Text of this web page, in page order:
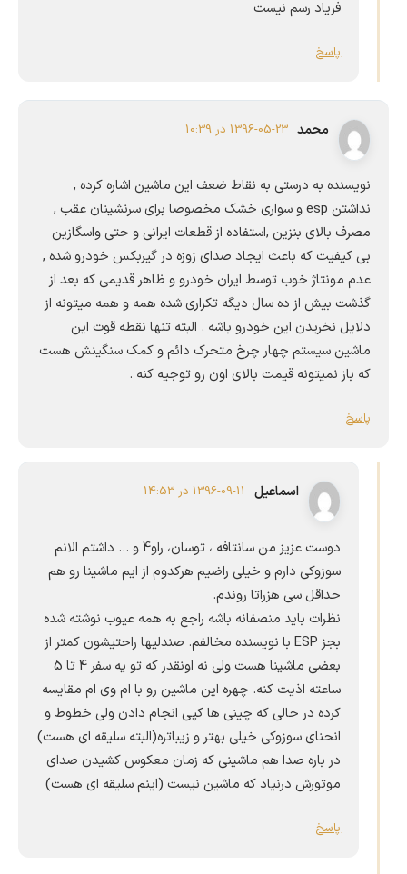
فرياد رسم نيست
پاسخ
محمد 1396-05-23 در 10:39
نویسنده به درستی به نقاط ضعف این ماشین اشاره کرده ,
نداشتن esp و سواری خشک مخصوصا برای سرنشینان عقب ,
مصرف بالای بنزین ,استفاده از قطعات ایرانی و حتی واسگازین
بی کیفیت که باعث ایجاد صدای زوزه در گیربکس خودرو شده ,
عدم مونتاژ خوب توسط ایران خودرو و ظاهر قدیمی که بعد از
گذشت بیش از ده سال دیگه تکراری شده همه و همه میتونه از
دلایل نخریدن این خودرو باشه . البته تنها نقطه قوت این
ماشین سیستم چهار چرخ متحرک دائم و کمک سنگینش هست
که باز نمیتونه قیمت بالای اون رو توجیه کنه .
پاسخ
اسماعیل 1396-09-11 در 14:53
دوست عزیز من سانتافه ، توسان، راو4 و … داشتم الانم
سوزوکی دارم و خیلی راضیم هرکدوم از ایم ماشینا رو هم
حداقل سی هزراتا روندم.
نظرات باید منصفانه باشه راجع به همه عیوب نوشته شده
بجز ESP با نویسنده مخالفم. صندلیها راحتیشون کمتر از
بعضی ماشینا هست ولی نه اونقدر که تو یه سفر 4 تا 5
ساعته اذیت کنه. چهره این ماشین رو با ام وی ام مقایسه
کرده در حالی که چینی ها کپی انجام دادن ولی خطوط و
انحنای سوزوکی خیلی بهتر و زیباتره(البته سلیقه ای هست)
در باره صدا هم ماشینی که زمان معکوس کشیدن صدای
موتورش درنیاد که ماشین نیست (اینم سلیقه ای هست)
پاسخ